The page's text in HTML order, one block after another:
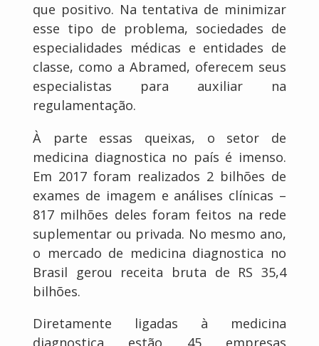
que positivo. Na tentativa de minimizar
esse tipo de problema, sociedades de
especialidades médicas e entidades de
classe, como a Abramed, oferecem seus
especialistas para auxiliar na
regulamentação.
À parte essas queixas, o setor de
medicina diagnostica no país é imenso.
Em 2017 foram realizados 2 bilhões de
exames de imagem e análises clínicas –
817 milhões deles foram feitos na rede
suplementar ou privada. No mesmo ano,
o mercado de medicina diagnostica no
Brasil gerou receita bruta de RS 35,4
bilhões.
Diretamente ligadas à medicina
diagnostica estão 45 empresas